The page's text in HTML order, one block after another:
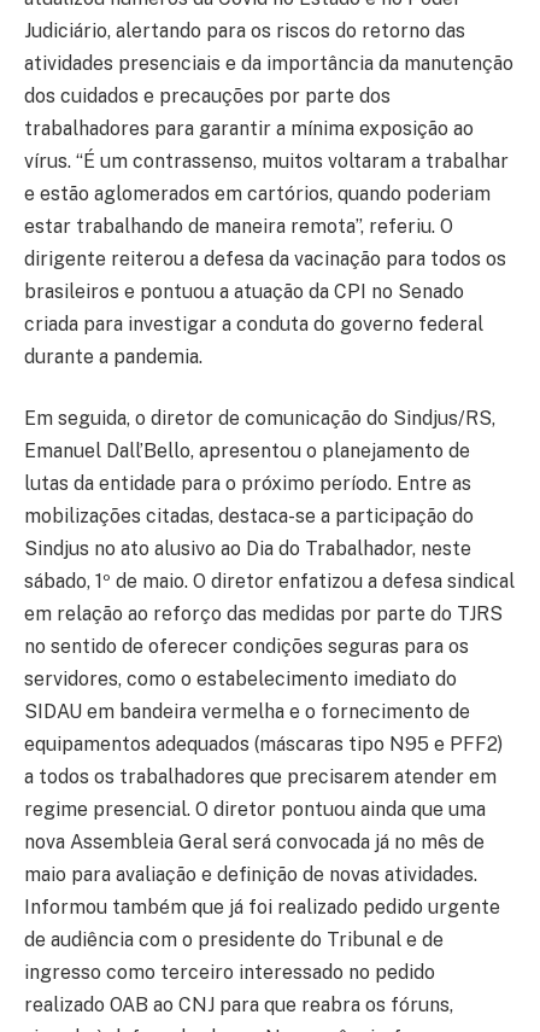
Judiciário, alertando para os riscos do retorno das
atividades presenciais e da importância da manutenção
dos cuidados e precauções por parte dos
trabalhadores para garantir a mínima exposição ao
vírus. “É um contrassenso, muitos voltaram a trabalhar
e estão aglomerados em cartórios, quando poderiam
estar trabalhando de maneira remota”, referiu. O
dirigente reiterou a defesa da vacinação para todos os
brasileiros e pontuou a atuação da CPI no Senado
criada para investigar a conduta do governo federal
durante a pandemia.
Em seguida, o diretor de comunicação do Sindjus/RS,
Emanuel Dall’Bello, apresentou o planejamento de
lutas da entidade para o próximo período. Entre as
mobilizações citadas, destaca-se a participação do
Sindjus no ato alusivo ao Dia do Trabalhador, neste
sábado, 1º de maio. O diretor enfatizou a defesa sindical
em relação ao reforço das medidas por parte do TJRS
no sentido de oferecer condições seguras para os
servidores, como o estabelecimento imediato do
SIDAU em bandeira vermelha e o fornecimento de
equipamentos adequados (máscaras tipo N95 e PFF2)
a todos os trabalhadores que precisarem atender em
regime presencial. O diretor pontuou ainda que uma
nova Assembleia Geral será convocada já no mês de
maio para avaliação e definição de novas atividades.
Informou também que já foi realizado pedido urgente
de audiência com o presidente do Tribunal e de
ingresso como terceiro interessado no pedido
realizado OAB ao CNJ para que reabra os fóruns,